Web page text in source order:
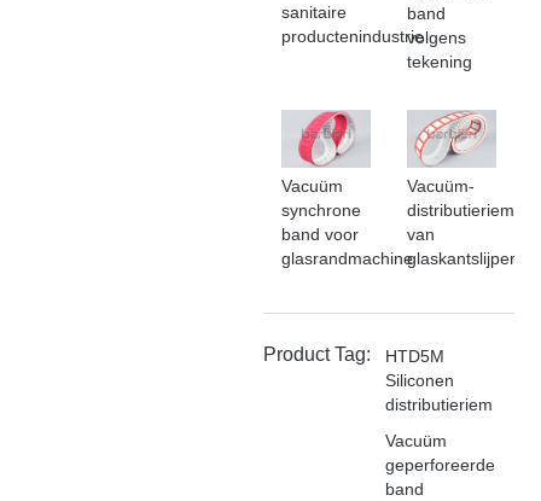
sanitaire
productenindustrie
band
volgens
tekening
Vacuüm
synchrone
band voor
glasrandmachine
Vacuüm-
distributieriem
van
glaskantslijper
Product Tag:
HTD5M
Siliconen
distributieriem
Vacuüm
geperforeerde
band